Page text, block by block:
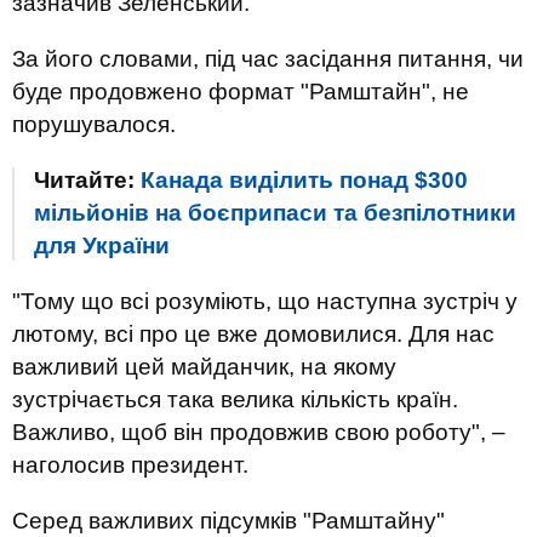
За його словами, під час засідання питання, чи
буде продовжено формат "Рамштайн", не
порушувалося.
Читайте: Канада виділить понад $300
мільйонів на боєприпаси та безпілотники
для України
"Тому що всі розуміють, що наступна зустріч у
лютому, всі про це вже домовилися. Для нас
важливий цей майданчик, на якому
зустрічається така велика кількість країн.
Важливо, щоб він продовжив свою роботу", –
наголосив президент.
Серед важливих підсумків "Рамштайну"